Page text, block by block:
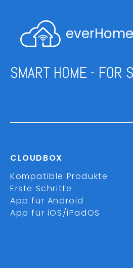
everHome
SMART HOME - FOR
CLOUDBOX
Kompatible Produkte
Erste Schritte
App für Android
App für iOS/iPadOS